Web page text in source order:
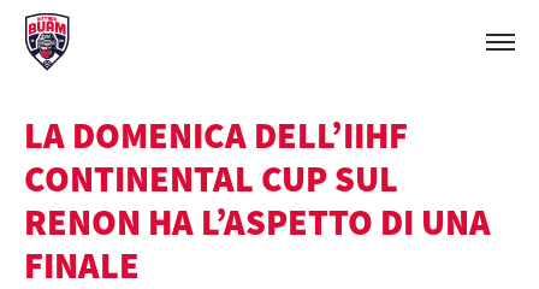
LA DOMENICA DELL’IIHF
CONTINENTAL CUP SUL
RENON HA L’ASPETTO DI UNA
FINALE